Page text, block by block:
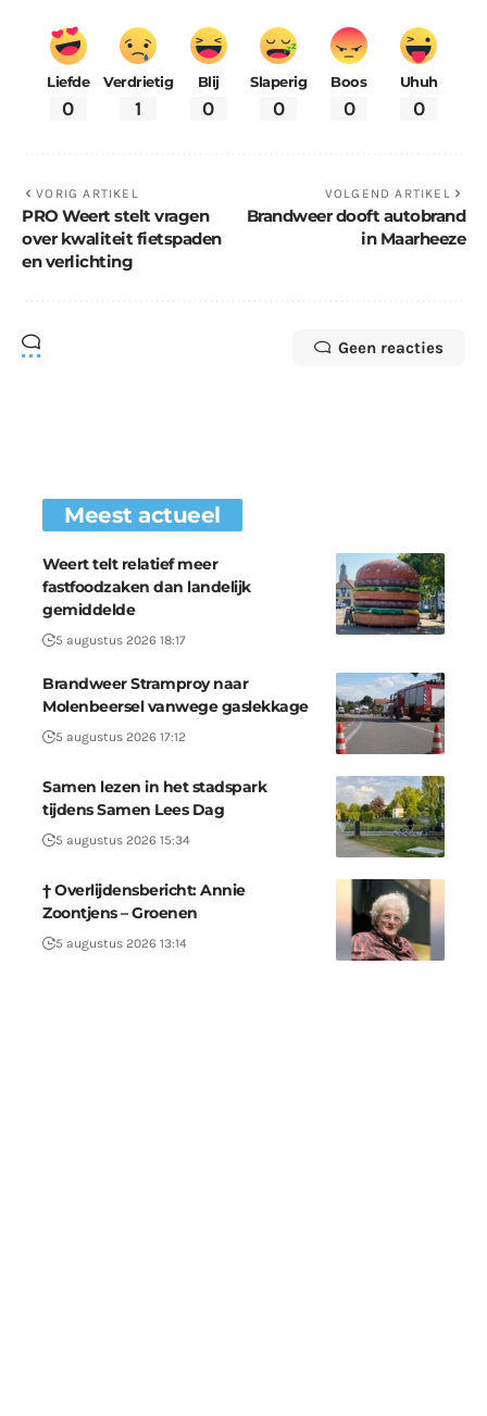
Liefde
0
Verdrietig
1
Blij
0
Slaperig
0
Boos
0
Uhuh
0
VORIG ARTIKEL
PRO Weert stelt vragen
over kwaliteit fietspaden
en verlichting
VOLGEND ARTIKEL
Brandweer dooft autobrand
in Maarheeze
Geen reacties
Meest actueel
Weert telt relatief meer
fastfoodzaken dan landelijk
gemiddelde
5 augustus 2026 18:17
Brandweer Stramproy naar
Molenbeersel vanwege gaslekkage
5 augustus 2026 17:12
Samen lezen in het stadspark
tijdens Samen Lees Dag
5 augustus 2026 15:34
† Overlijdensbericht: Annie
Zoontjens – Groenen
5 augustus 2026 13:14